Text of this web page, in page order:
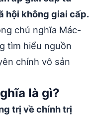
hội không giai cấp.
chủ nghĩa Mác-
tìm hiểu nguồn
chính vô sản
là gì?
trị về chính trị